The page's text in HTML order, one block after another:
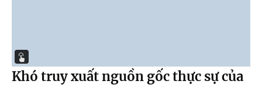
Khó truy xuất nguồn gốc thực sự của